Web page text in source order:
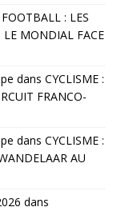
FOOTBALL : LES
LE MONDIAL FACE
dans CYCLISME :
FRANCO-
dans CYCLISME :
AU
dans